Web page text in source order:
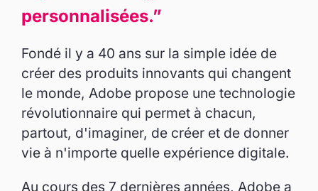
personnalisées.”
Fondé il y a 40 ans sur la simple idée de
créer des produits innovants qui changent
le monde, Adobe propose une technologie
révolutionnaire qui permet à chacun,
partout, d'imaginer, de créer et de donner
vie à n'importe quelle expérience digitale.
Au cours des 7 dernières années, Adobe a